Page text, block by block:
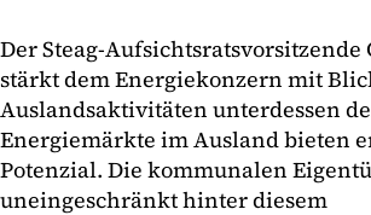
Der Steag-
stärkt dem Energiekonzern mit
Auslandsaktivitäten unterdessen
Energiemärkte im Ausland bieten
Potenzial. Die kommunalen
uneingeschränkt hinter diesem